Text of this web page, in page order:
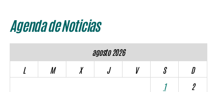
Agenda de Noticias
agosto 2026
L
M X J V S
D
1
2